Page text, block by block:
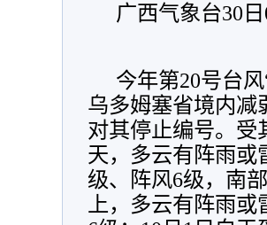
广西气象台30
今年第20号台
乌多姆塞省境内减
对其停止编号。受
天，多云有阵雨或
级、阵风6级，南
上，多云有阵雨